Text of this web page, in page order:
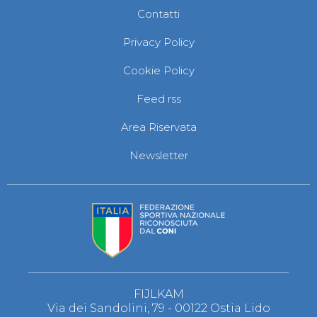
Sportello Fiscale
Modulistica
Quesiti fiscali
Documenti
Contatti
Privacy Policy
Cookie Policy
Feed rss
Area Riservata
Newsletter
FIJLKAM
Via dei Sandolini, 79 - 00122 Ostia Lido